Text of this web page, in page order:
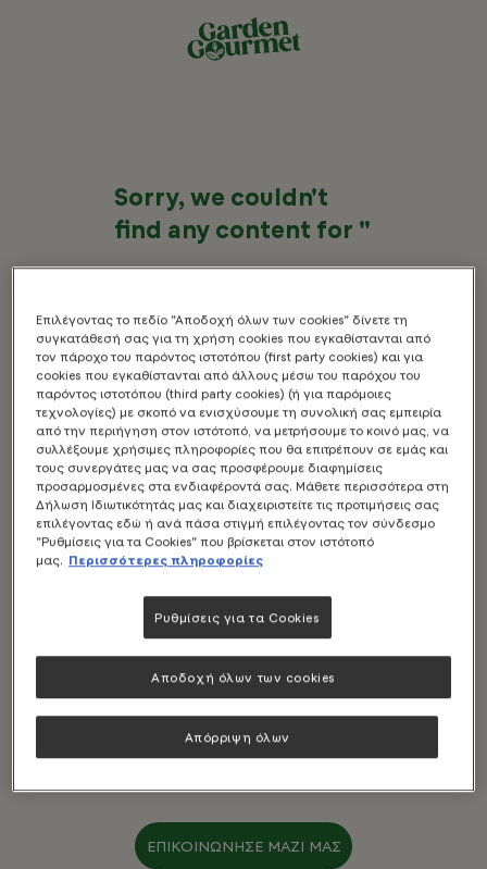
Sorry, we couldn't
find any content for ''
spelling
Try differents keywords
ΜΗΝ ΔΙΣΤΑΣΕΙΣ ΝΑ
ΡΩΤΗΣΕΙΣ
ΕΠΙΚΟΙΝΩΝΗΣΕ ΜΑΖΙ ΜΑΣ
Επιλέγοντας το πεδίο "Αποδοχή όλων των cookies" δίνετε τη
συγκατάθεσή σας για τη χρήση cookies που εγκαθίστανται από
τον πάροχο του παρόντος ιστοτόπου (first party cookies) και για
cookies που εγκαθίστανται από άλλους μέσω του παρόχου του
παρόντος ιστοτόπου (third party cookies) (ή για παρόμοιες
τεχνολογίες) με σκοπό να ενισχύσουμε τη συνολική σας εμπειρία
από την περιήγηση στον ιστότοπό, να μετρήσουμε το κοινό μας, να
συλλέξουμε χρήσιμες πληροφορίες που θα επιτρέπουν σε εμάς και
τους συνεργάτες μας να σας προσφέρουμε διαφημίσεις
προσαρμοσμένες στα ενδιαφέροντά σας. Μάθετε περισσότερα στη
Δήλωση Ιδιωτικότητάς μας και διαχειριστείτε τις προτιμήσεις σας
επιλέγοντας εδώ ή ανά πάσα στιγμή επιλέγοντας τον σύνδεσμο
"Ρυθμίσεις για τα Cookies" που βρίσκεται στον ιστότοπό
μας. Περισσότερες πληροφορίες
Ρυθμίσεις για τα Cookies
Απόρριψη όλων
Αποδοχή όλων των cookies